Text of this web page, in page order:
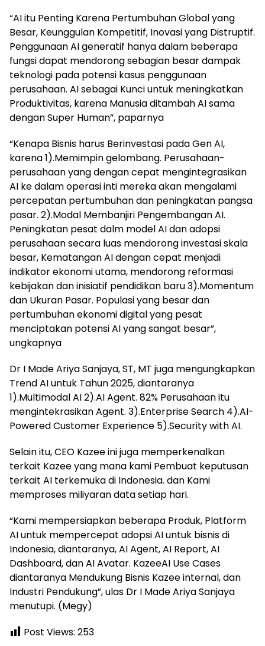
“AI itu Penting Karena Pertumbuhan Global yang
Besar, Keunggulan Kompetitif, Inovasi yang Distruptif.
Penggunaan AI generatif hanya dalam beberapa
fungsi dapat mendorong sebagian besar dampak
teknologi pada potensi kasus penggunaan
perusahaan. AI sebagai Kunci untuk meningkatkan
Produktivitas, karena Manusia ditambah AI sama
dengan Super Human”, paparnya
“Kenapa Bisnis harus Berinvestasi pada Gen AI,
karena 1).Memimpin gelombang. Perusahaan-
perusahaan yang dengan cepat mengintegrasikan
AI ke dalam operasi inti mereka akan mengalami
percepatan pertumbuhan dan peningkatan pangsa
pasar. 2).Modal Membanjiri Pengembangan AI.
Peningkatan pesat dalm model AI dan adopsi
perusahaan secara luas mendorong investasi skala
besar, Kematangan AI dengan cepat menjadi
indikator ekonomi utama, mendorong reformasi
kebijakan dan inisiatif pendidikan baru 3).Momentum
dan Ukuran Pasar. Populasi yang besar dan
pertumbuhan ekonomi digital yang pesat
menciptakan potensi AI yang sangat besar”,
ungkapnya
Dr I Made Ariya Sanjaya, ST, MT juga mengungkapkan
Trend AI untuk Tahun 2025, diantaranya
1).Multimodal AI 2).AI Agent. 82% Perusahaan itu
mengintekrasikan Agent. 3).Enterprise Search 4).AI-
Powered Customer Experience 5).Security with AI.
Selain itu, CEO Kazee ini juga memperkenalkan
terkait Kazee yang mana kami Pembuat keputusan
terkait AI terkemuka di Indonesia. dan Kami
memproses miliyaran data setiap hari.
“Kami mempersiapkan beberapa Produk, Platform
AI untuk mempercepat adopsi AI untuk bisnis di
Indonesia, diantaranya, AI Agent, AI Report, AI
Dashboard, dan AI Avatar. KazeeAI Use Cases
diantaranya Mendukung Bisnis Kazee internal, dan
Industri Pendukung”, ulas Dr I Made Ariya Sanjaya
menutupi. (Megy)
Post Views: 253